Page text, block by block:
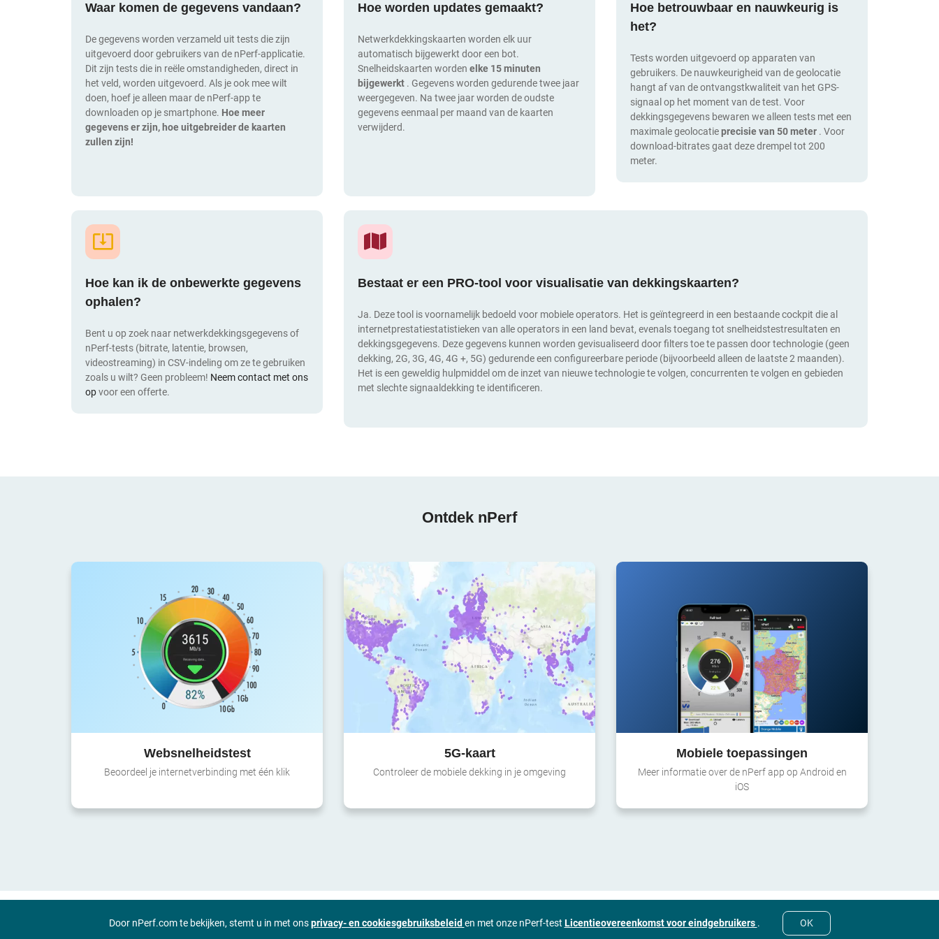
Waar komen de gegevens vandaan?
De gegevens worden verzameld uit tests die zijn
uitgevoerd door gebruikers van de nPerf-applicatie.
Dit zijn tests die in reële omstandigheden, direct in
het veld, worden uitgevoerd. Als je ook mee wilt
doen, hoef je alleen maar de nPerf-app te
downloaden op je smartphone. Hoe meer
gegevens er zijn, hoe uitgebreider de kaarten
zullen zijn!
Hoe worden updates gemaakt?
Netwerkdekkingskaarten worden elk uur
automatisch bijgewerkt door een bot.
Snelheidskaarten worden elke 15 minuten
bijgewerkt . Gegevens worden gedurende twee jaar
weergegeven. Na twee jaar worden de oudste
gegevens eenmaal per maand van de kaarten
verwijderd.
Hoe betrouwbaar en nauwkeurig is
het?
Tests worden uitgevoerd op apparaten van
gebruikers. De nauwkeurigheid van de geolocatie
hangt af van de ontvangstkwaliteit van het GPS-
signaal op het moment van de test. Voor
dekkingsgegevens bewaren we alleen tests met een
maximale geolocatieprecisie van 50 meter . Voor
download-bitrates gaat deze drempel tot 200
meter.
Hoe kan ik de onbewerkte gegevens
ophalen?
Bent u op zoek naar netwerkdekkingsgegevens of
nPerf-tests (bitrate, latentie, browsen,
videostreaming) in CSV-indeling om ze te gebruiken
zoals u wilt? Geen probleem! Neem contact met ons
opvoor een offerte.
Bestaat er een PRO-tool voor visualisatie van dekkingskaarten?
Ja. Deze tool is voornamelijk bedoeld voor mobiele operators. Het is geïntegreerd in een bestaande cockpit die al
internetprestatiestatistieken van alle operators in een land bevat, evenals toegang tot snelheidstestresultaten en
dekkingsgegevens. Deze gegevens kunnen worden gevisualiseerd door filters toe te passen door technologie (geen
dekking, 2G, 3G, 4G, 4G +, 5G) gedurende een configureerbare periode (bijvoorbeeld alleen de laatste 2 maanden).
Het is een geweldig hulpmiddel om de inzet van nieuwe technologie te volgen, concurrenten te volgen en gebieden
met slechte signaaldekking te identificeren.
Ontdek nPerf
Websnelheidstest
Beoordeel je internetverbinding met één klik
5G-kaart
Controleer de mobiele dekking in je omgeving
Mobiele toepassingen
Meer informatie over de nPerf app op Android en
iOS
Door nPerf.com te bekijken, stemt u in met onsprivacy- en cookiesgebruiksbeleid en met onze nPerf-test Licentieovereenkomst voor eindgebruikers . OK